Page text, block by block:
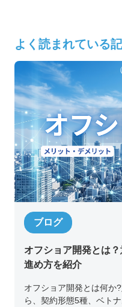
よく読まれている
ブログ
オフショア開発とは
進め方を紹介
オフショア開発とは何か
ら、契約形態5種、ベト